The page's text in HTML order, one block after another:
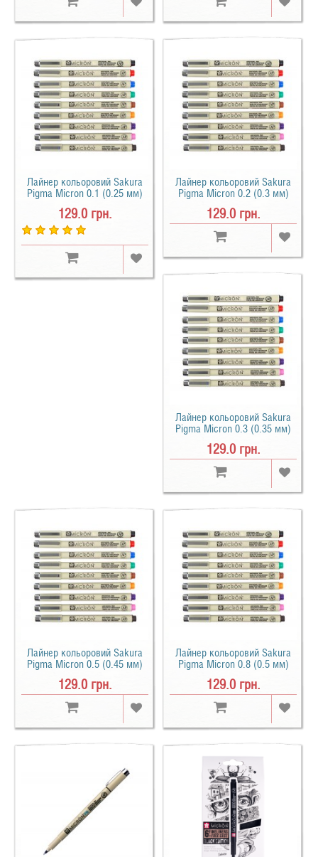
Лайнер кольоровий Sakura
Pigma Micron 0.1 (0.25 мм)
129.0 грн.
Лайнер кольоровий Sakura
Pigma Micron 0.2 (0.3 мм)
129.0 грн.
Лайнер кольоровий Sakura
Pigma Micron 0.3 (0.35 мм)
129.0 грн.
Лайнер кольоровий Sakura
Pigma Micron 0.5 (0.45 мм)
129.0 грн.
Лайнер кольоровий Sakura
Pigma Micron 0.8 (0.5 мм)
129.0 грн.